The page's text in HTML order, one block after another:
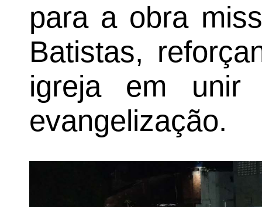
para a obra
Batistas,
igreja em unir
evangelização.